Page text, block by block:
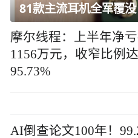
摩尔线程：上半年净
1156万元，收窄比例达
95.73%
AI倒查论文100年！